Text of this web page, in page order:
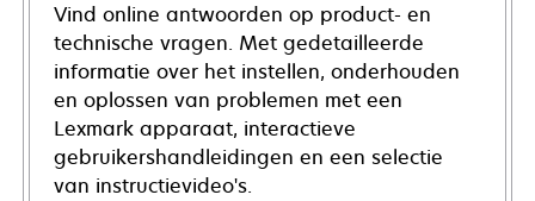
Vind online antwoorden op product- en
technische vragen. Met gedetailleerde
informatie over het instellen, onderhouden
en oplossen van problemen met een
Lexmark apparaat, interactieve
gebruikershandleidingen en een selectie
van instructievideo's.